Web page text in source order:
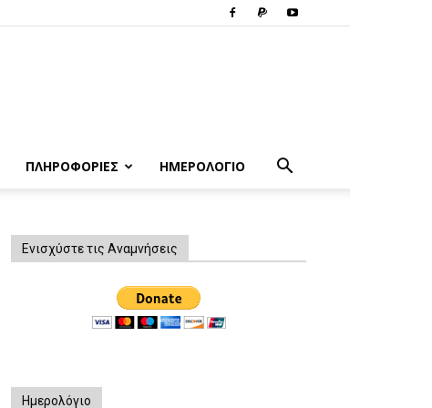
ΠΛΗΡΟΦΟΡΙΕΣ ΗΜΕΡΟΛΟΓΙΟ
Ενισχύστε τις Αναμνήσεις
Ημερολόγιο